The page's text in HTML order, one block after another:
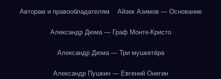
Авторам и правообладателям Айзек Азимов — Основание
Александр Дюма — Граф Монте-Кристо
Александр Дюма — Три мушкетёра
Александр Пушкин — Евгений Онегин